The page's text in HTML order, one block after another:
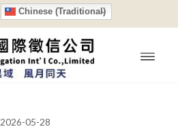
Chinese (Traditional)
2026-05-28